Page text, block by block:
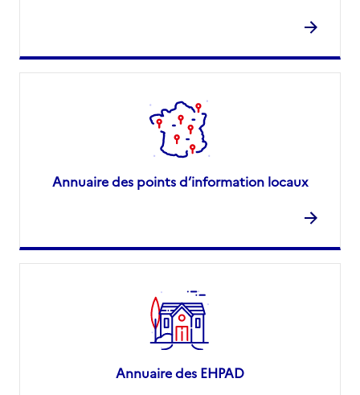
Annuaire des points d’information locaux
Annuaire des EHPAD